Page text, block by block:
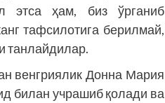
этса ҳам, биз ўрганиб
тафсилотига берилмай,
танлайдилар.
венгриялик Донна Мария
билан учрашиб қолади ва